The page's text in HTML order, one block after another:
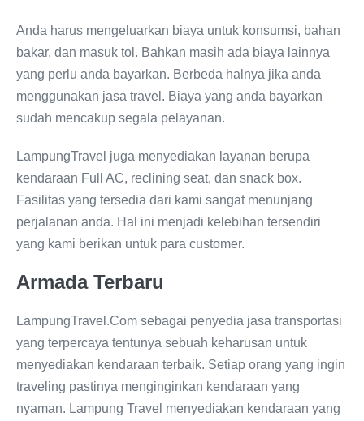
Anda harus mengeluarkan biaya untuk konsumsi, bahan
bakar, dan masuk tol. Bahkan masih ada biaya lainnya
yang perlu anda bayarkan. Berbeda halnya jika anda
menggunakan jasa travel. Biaya yang anda bayarkan
sudah mencakup segala pelayanan.
LampungTravel juga menyediakan layanan berupa
kendaraan Full AC, reclining seat, dan snack box.
Fasilitas yang tersedia dari kami sangat menunjang
perjalanan anda. Hal ini menjadi kelebihan tersendiri
yang kami berikan untuk para customer.
Armada Terbaru
LampungTravel.Com sebagai penyedia jasa transportasi
yang terpercaya tentunya sebuah keharusan untuk
menyediakan kendaraan terbaik. Setiap orang yang ingin
traveling pastinya menginginkan kendaraan yang
nyaman. Lampung Travel menyediakan kendaraan yang